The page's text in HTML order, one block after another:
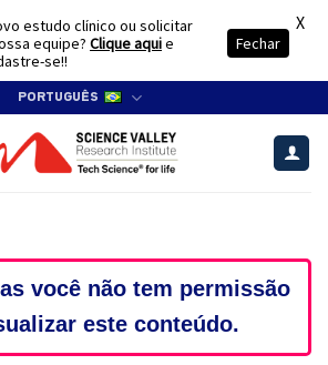
PORTUGUÊS
você não tem permissão
este conteúdo.
estudo clínico ou solicitar
equipe? Clique aquie
se!!
Fechar
X